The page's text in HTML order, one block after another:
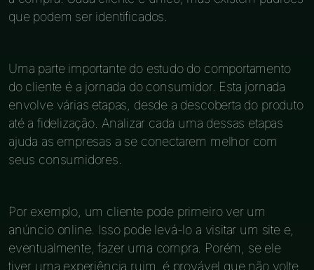
que podem ser identificados.
Uma parte importante do estudo do comportamento
do cliente é a jornada do consumidor. Esta jornada
envolve várias etapas, desde a descoberta do produto
até a fidelização. Analizar cada uma dessas etapas
ajuda as empresas a se conectarem melhor com
seus consumidores.
Por exemplo, um cliente pode primeiro ver um
anúncio online. Isso pode levá-lo a visitar um site e,
eventualmente, fazer uma compra. Porém, se ele
tiver uma experiência ruim, é provável que não volte